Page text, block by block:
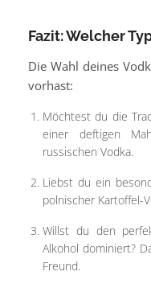
Fazit: Welcher
Die Wahl deines
vorhast:
Möchtest du die
einer deftigen
russischen Vodka.
Liebst du ein
polnischer Kartoffel-
Willst du den
Alkohol dominiert?
Freund.